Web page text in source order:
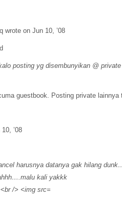
wrote on Jun 10, ’08
posting yg disembunyikan @
guestbook. Posting private lainnya
’08
harusnya datanya gak hilang
kali yakkk